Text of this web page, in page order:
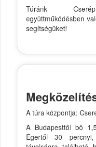
Túránk
együttműködésben
segítségüket!
A túra központja:
A Budapesttől bő
Egertől 30